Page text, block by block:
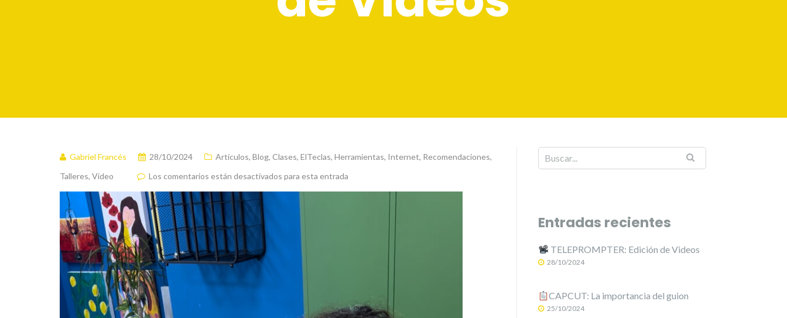
Gabriel Francés 28/10/2024 Artículos, Blog, Clases, ElTeclas, Herramientas, Internet, Recomendaciones,
Talleres, Video Los comentarios están desactivados para esta entrada
Entradas recientes
TELEPROMPTER: Edición de Videos
28/10/2024
CAPCUT: La importancia del guion
25/10/2024